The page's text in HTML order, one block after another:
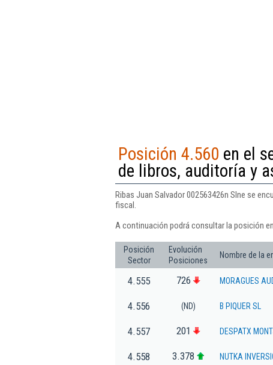
Posición 4.560 en el
de libros, auditoría y
Ribas Juan Salvador 002563426n Slne se
fiscal.
A continuación podrá consultar la posición
Posición
Sector
Evolución
Posiciones
Nombre de la
4.555 726 MORAGUES
4.556 (ND) B PIQUER SL
4.557 201 DESPATX
4.558 3.378 NUTKA